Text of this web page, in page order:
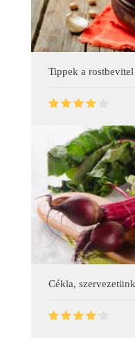
Tippek a rostbevitel
Cékla,